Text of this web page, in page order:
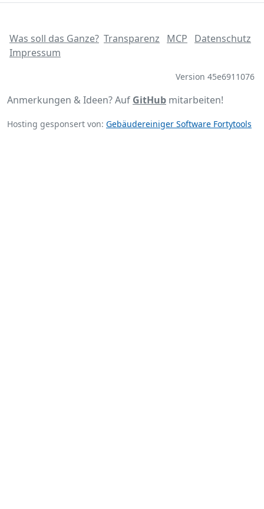
Was soll das Ganze? Transparenz MCP
Datenschutz
Impressum
Version 45e6911076
Anmerkungen & Ideen? Auf GitHub mitarbeiten!
Hosting gesponsert von: Gebäudereiniger Software Fortytools